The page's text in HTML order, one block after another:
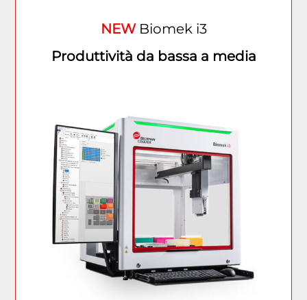
NEW Biomek i3
Produttività da bassa a media